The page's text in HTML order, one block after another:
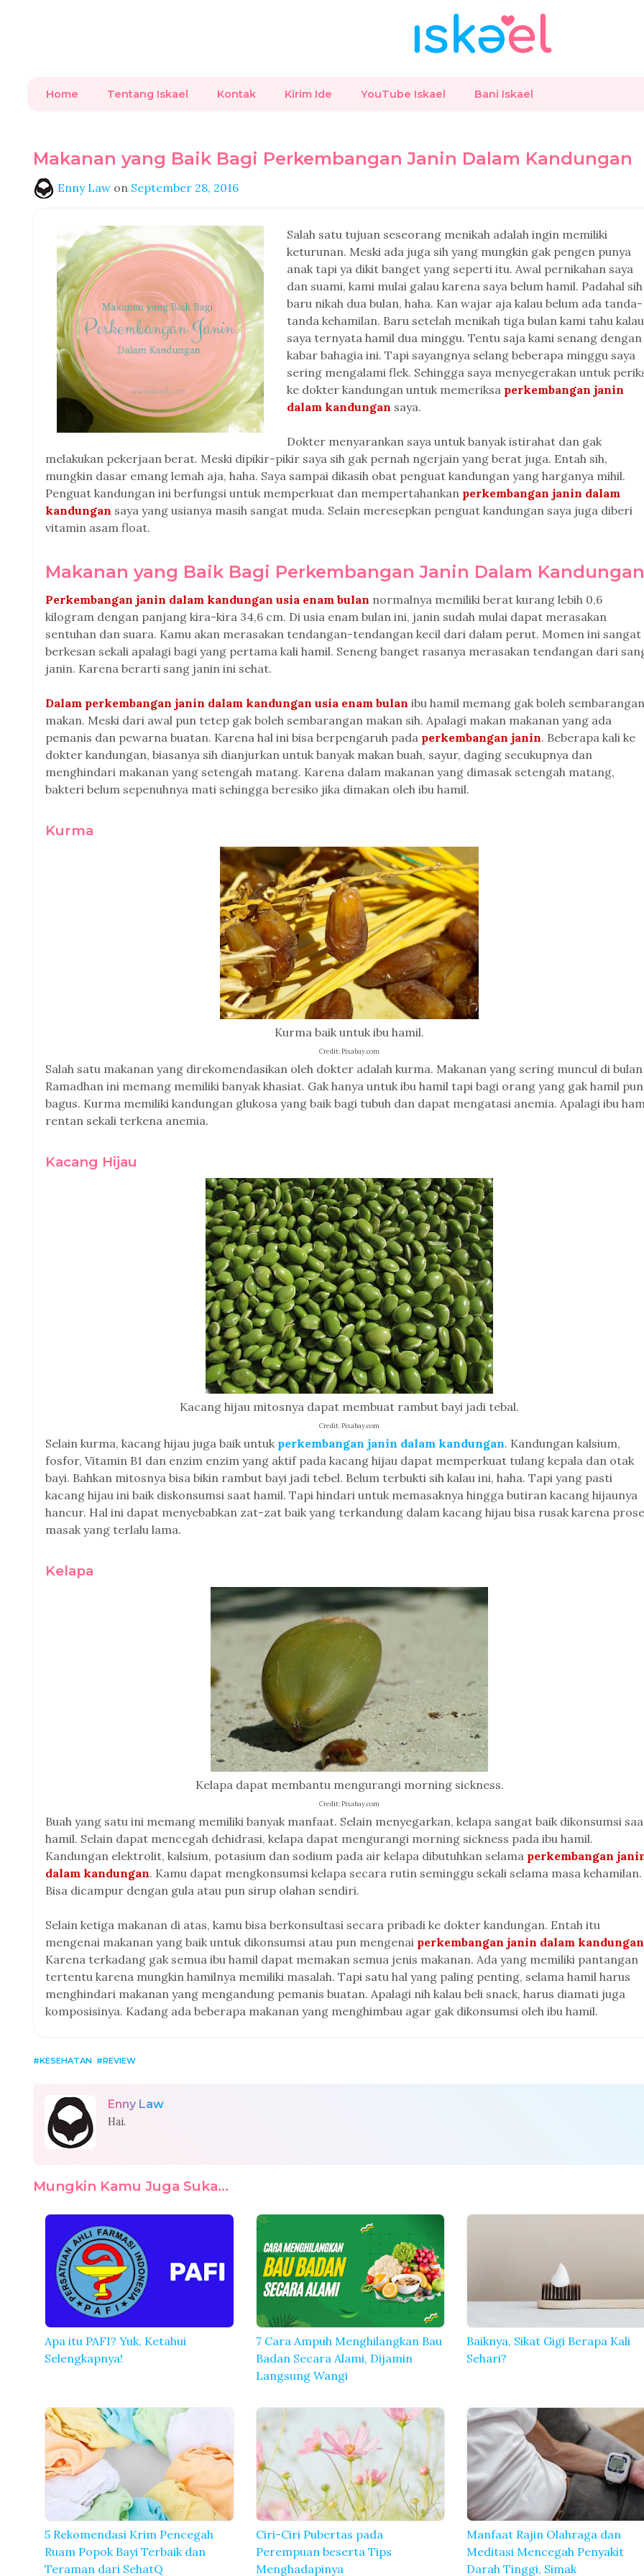
Home Tentang Iskael Kontak Kirim Ide YouTube Iskael Bani Iskael
Makanan yang Baik Bagi Perkembangan Janin Dalam Kandungan
Enny Law on September 28, 2016
Salah satu tujuan seseorang menikah adalah ingin memiliki
keturunan. Meski ada juga sih yang mungkin gak pengen punya
anak tapi ya dikit banget yang seperti itu. Awal pernikahan saya
dan suami, kami mulai galau karena saya belum hamil. Padahal sih
baru nikah dua bulan, haha. Kan wajar aja kalau belum ada tanda-
tanda kehamilan. Baru setelah menikah tiga bulan kami tahu kalau
saya ternyata hamil dua minggu. Tentu saja kami senang dengan
kabar bahagia ini. Tapi sayangnya selang beberapa minggu saya
sering mengalami flek. Sehingga saya menyegerakan untuk
ke dokter kandungan untuk memeriksa perkembangan janin
dalam kandungan saya.
Dokter menyarankan saya untuk banyak istirahat dan gak
melakukan pekerjaan berat. Meski dipikir-pikir saya sih gak pernah ngerjain yang berat juga. Entah sih,
mungkin dasar emang lemah aja, haha. Saya sampai dikasih obat penguat kandungan yang harganya mihil.
Penguat kandungan ini berfungsi untuk memperkuat dan mempertahankan perkembangan janin dalam
kandungan saya yang usianya masih sangat muda. Selain meresepkan penguat kandungan saya juga diberi
vitamin asam float.
Makanan yang Baik Bagi Perkembangan Janin Dalam Kandungan
Perkembangan janin dalam kandungan usia enam bulan normalnya memiliki berat kurang lebih 0,6
kilogram dengan panjang kira-kira 34,6 cm. Di usia enam bulan ini, janin sudah mulai dapat merasakan
sentuhan dan suara. Kamu akan merasakan tendangan-tendangan kecil dari dalam perut. Momen ini sangat
berkesan sekali apalagi bagi yang pertama kali hamil. Seneng banget rasanya merasakan tendangan dari
janin. Karena berarti sang janin ini sehat.
Dalam perkembangan janin dalam kandungan usia enam bulan ibu hamil memang gak boleh sembarangan
makan. Meski dari awal pun tetep gak boleh sembarangan makan sih. Apalagi makan makanan yang ada
pemanis dan pewarna buatan. Karena hal ini bisa berpengaruh pada perkembangan janin. Beberapa kali ke
dokter kandungan, biasanya sih dianjurkan untuk banyak makan buah, sayur, daging secukupnya dan
menghindari makanan yang setengah matang. Karena dalam makanan yang dimasak setengah matang,
bakteri belum sepenuhnya mati sehingga beresiko jika dimakan oleh ibu hamil.
Kurma
Kurma baik untuk ibu hamil.
Credit: Pixabay.com
Salah satu makanan yang direkomendasikan oleh dokter adalah kurma. Makanan yang sering muncul di bulan
Ramadhan ini memang memiliki banyak khasiat. Gak hanya untuk ibu hamil tapi bagi orang yang gak hamil pun
bagus. Kurma memiliki kandungan glukosa yang baik bagi tubuh dan dapat mengatasi anemia. Apalagi ibu
rentan sekali terkena anemia.
Kacang Hijau
Kacang hijau mitosnya dapat membuat rambut bayi jadi tebal.
Credit. Pixabay.com
Selain kurma, kacang hijau juga baik untuk perkembangan janin dalam kandungan. Kandungan kalsium,
fosfor, Vitamin B1 dan enzim enzim yang aktif pada kacang hijau dapat memperkuat tulang kepala dan otak
bayi. Bahkan mitosnya bisa bikin rambut bayi jadi tebel. Belum terbukti sih kalau ini, haha. Tapi yang pasti
kacang hijau ini baik diskonsumsi saat hamil. Tapi hindari untuk memasaknya hingga butiran kacang hijaunya
hancur. Hal ini dapat menyebabkan zat-zat baik yang terkandung dalam kacang hijau bisa rusak karena
masak yang terlalu lama.
Kelapa
Kelapa dapat membantu mengurangi morning sickness.
Credit: Pixabay.com
Buah yang satu ini memang memiliki banyak manfaat. Selain menyegarkan, kelapa sangat baik dikonsumsi
hamil. Selain dapat mencegah dehidrasi, kelapa dapat mengurangi morning sickness pada ibu hamil.
Kandungan elektrolit, kalsium, potasium dan sodium pada air kelapa dibutuhkan selama perkembangan
dalam kandungan. Kamu dapat mengkonsumsi kelapa secara rutin seminggu sekali selama masa kehamilan.
Bisa dicampur dengan gula atau pun sirup olahan sendiri.
Selain ketiga makanan di atas, kamu bisa berkonsultasi secara pribadi ke dokter kandungan. Entah itu
mengenai makanan yang baik untuk dikonsumsi atau pun mengenai perkembangan janin dalam kandungan
Karena terkadang gak semua ibu hamil dapat memakan semua jenis makanan. Ada yang memiliki pantangan
tertentu karena mungkin hamilnya memiliki masalah. Tapi satu hal yang paling penting, selama hamil harus
menghindari makanan yang mengandung pemanis buatan. Apalagi nih kalau beli snack, harus diamati juga
komposisinya. Kadang ada beberapa makanan yang menghimbau agar gak dikonsumsi oleh ibu hamil.
KESEHATAN REVIEW
Enny Law
Hai.
Mungkin Kamu Juga Suka...
Apa itu PAFI? Yuk, Ketahui
Selengkapnya!
7 Cara Ampuh Menghilangkan Bau
Badan Secara Alami, Dijamin
Langsung Wangi
Baiknya, Sikat Gigi Berapa Kali
Sehari?
5 Rekomendasi Krim Pencegah
Ruam Popok Bayi Terbaik dan
Teraman dari SehatQ
Ciri-Ciri Pubertas pada
Perempuan beserta Tips
Menghadapinya
Manfaat Rajin Olahraga dan
Meditasi Mencegah Penyakit
Darah Tinggi, Simak